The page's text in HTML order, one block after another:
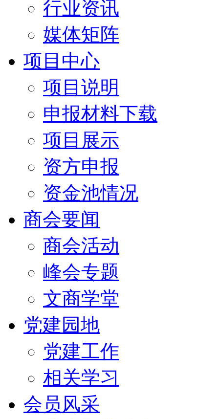
行业资讯
媒体矩阵
项目中心
项目说明
申报材料下载
项目展示
资方申报
资金池情况
商会要闻
商会活动
峰会专题
文商学堂
党建园地
党建工作
相关学习
会员风采